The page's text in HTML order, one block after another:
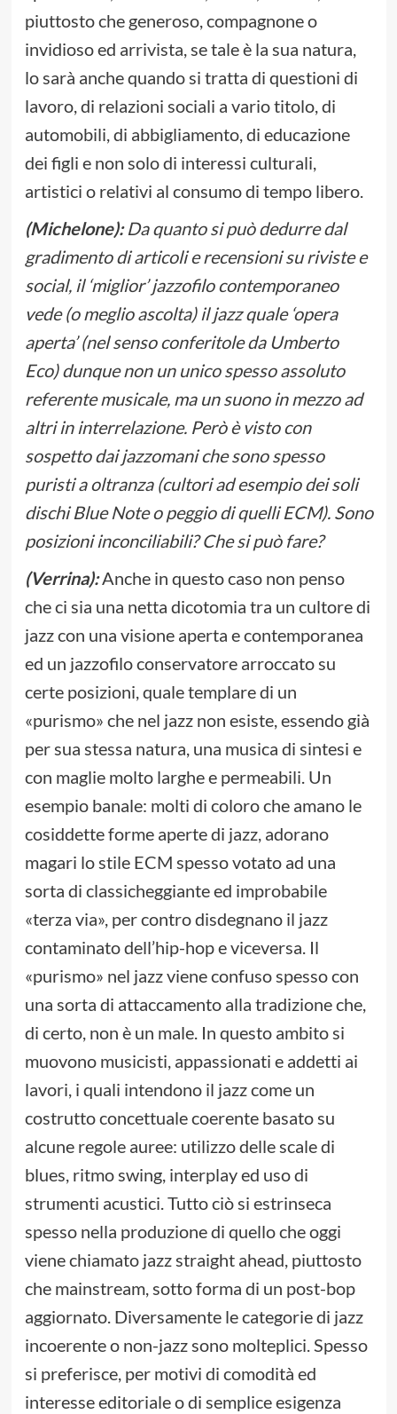
piuttosto che generoso, compagnone o
invidioso ed arrivista, se tale è la sua natura,
lo sarà anche quando si tratta di questioni di
lavoro, di relazioni sociali a vario titolo, di
automobili, di abbigliamento, di educazione
dei figli e non solo di interessi culturali,
artistici o relativi al consumo di tempo libero.
(Michelone):Da quanto si può dedurre dal
gradimento di articoli e recensioni su riviste e
social, il ‘miglior’ jazzofilo contemporaneo
vede (o meglio ascolta) il jazz quale ‘opera
aperta’ (nel senso conferitole da Umberto
Eco) dunque non un unico spesso assoluto
referente musicale, ma un suono in mezzo ad
altri in interrelazione. Però è visto con
sospetto dai jazzomani che sono spesso
puristi a oltranza (cultori ad esempio dei soli
dischi Blue Note o peggio di quelli ECM). Sono
posizioni inconciliabili? Che si può fare?
(Verrina):Anche in questo caso non penso
che ci sia una netta dicotomia tra un cultore di
jazz con una visione aperta e contemporanea
ed un jazzofilo conservatore arroccato su
certe posizioni, quale templare di un
«purismo» che nel jazz non esiste, essendo già
per sua stessa natura, una musica di sintesi e
con maglie molto larghe e permeabili. Un
esempio banale: molti di coloro che amano le
cosiddette forme aperte di jazz, adorano
magari lo stile ECM spesso votato ad una
sorta di classicheggiante ed improbabile
«terza via», per contro disdegnano il jazz
contaminato dell’hip-hop e viceversa. Il
«purismo» nel jazz viene confuso spesso con
una sorta di attaccamento alla tradizione che,
di certo, non è un male. In questo ambito si
muovono musicisti, appassionati e addetti ai
lavori, i quali intendono il jazz come un
costrutto concettuale coerente basato su
alcune regole auree: utilizzo delle scale di
blues, ritmo swing, interplay ed uso di
strumenti acustici. Tutto ciò si estrinseca
spesso nella produzione di quello che oggi
viene chiamato jazz straight ahead, piuttosto
che mainstream, sotto forma di un post-bop
aggiornato. Diversamente le categorie di jazz
incoerente o non-jazz sono molteplici. Spesso
si preferisce, per motivi di comodità ed
interesse editoriale o di semplice esigenza